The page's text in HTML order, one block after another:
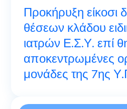
Προκήρυξη είκοσι
θέσεων κλάδου
ιατρών Ε.Σ.Υ. επί
αποκεντρωμένες
μονάδες της 7ης